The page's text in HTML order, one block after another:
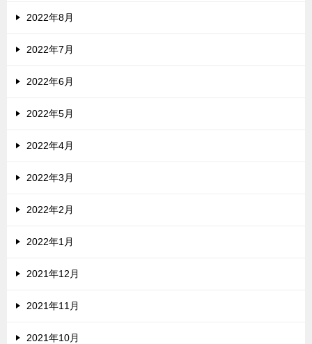
2022年8月
2022年7月
2022年6月
2022年5月
2022年4月
2022年3月
2022年2月
2022年1月
2021年12月
2021年11月
2021年10月